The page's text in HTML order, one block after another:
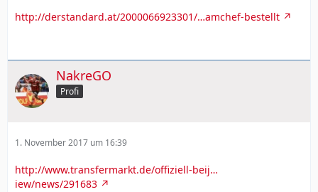
http://derstandard.at/2000066923301/…amchef-bestellt
NakreGO
Profi
1. November 2017 um 16:39
http://www.transfermarkt.de/offiziell-beij…
iew/news/291683